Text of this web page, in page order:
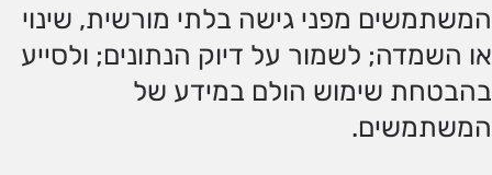
המשתמשים מפני גישה בלתי מורשית, שינוי
או השמדה; לשמור על דיוק הנתונים; ולסייע
בהבטחת שימוש הולם במידע של
המשתמשים.